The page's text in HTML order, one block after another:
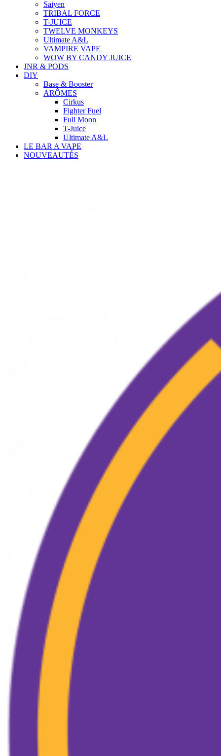
Saiyen
TRIBAL FORCE
T-JUICE
TWELVE MONKEYS
Ultimate A&L
VAMPIRE VAPE
WOW BY CANDY JUICE
JNR & PODS
DIY
Base & Booster
ARÔMES
Cirkus
Fighter Fuel
Full Moon
T-Juice
Ultimate A&L
LE BAR A VAPE
NOUVEAUTÉS